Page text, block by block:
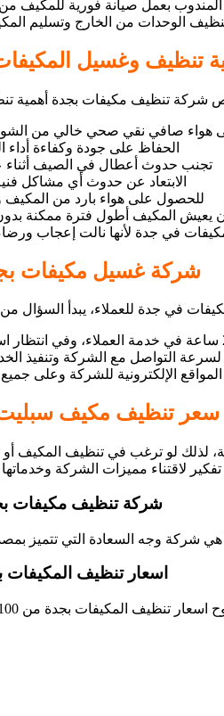
المندوب بعمل صيانة فورية للمكيف
الوحدات من الخارج وتسليم
تنظيف وغسيل
شركة تنظيف مكيفات بجدة أهمية
هواء صافي نقي صحي خالي من
الحفاظ على جودة وكفاءة أداء
تجنب حدوث أعطال في الصيف أثناء
الابتعاد عن حدوث أي مشاكل
للحصول على هواء بارد من المكيف
يعيش المكيف أطول فترة ممكنة
في جدة لأنها نالت إعجاب ورضاء
شركة غسيل مكيفات
في جدة للعملاء، يبدأ
التواصل مع الشركة وتنفيذ
الإلكترونية للشركة وعلى
سعر تنظيف مكيف
لذلك لو ترغب في تنظيف المكيف
لاقتناء مميزات الشركة
شركة تنظيف مكيفات
شركة وجه السعادة التي تتميز
اسعار تنظيف المكيفات
اسعار تنظيف المكيفات بجدة من 100 ريال الى 200 ريال